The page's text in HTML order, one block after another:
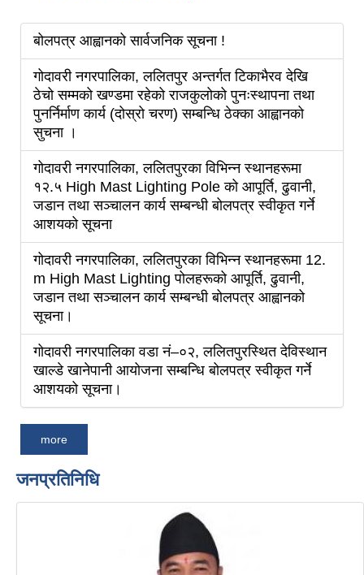
बोलपत्र आह्वानको सार्वजनिक सूचना !
गोदावरी नगरपालिका, ललितपुर अन्तर्गत टिकाभैरव देखि
ठेचो सम्मको खण्डमा रहेको राजकुलोको पुनःस्थापना तथा
पुनर्निर्माण कार्य (दोस्रो चरण) सम्बन्धि ठेक्का आह्वानको
सुचना ।
गोदावरी नगरपालिका, ललितपुरका विभिन्न स्थानहरूमा
१२.५ High Mast Lighting Pole को आपूर्ति, ढुवानी,
जडान तथा सञ्चालन कार्य सम्बन्धी बोलपत्र स्वीकृत गर्ने
आशयको सूचना
गोदावरी नगरपालिका, ललितपुरका विभिन्न स्थानहरूमा 12.
m High Mast Lighting पोलहरूको आपूर्ति, ढुवानी,
जडान तथा सञ्चालन कार्य सम्बन्धी बोलपत्र आह्वानको
सूचना।
गोदावरी नगरपालिका वडा नं–०२, ललितपुरस्थित देविस्थान
खाल्डे खानेपानी आयोजना सम्बन्धि बोलपत्र स्वीकृत गर्ने
आशयको सूचना।
more
जनप्रतिनिधि